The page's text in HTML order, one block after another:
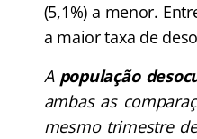
(5,1%) a menor.
a maior taxa de
A população
ambas as
mesmo trimestre